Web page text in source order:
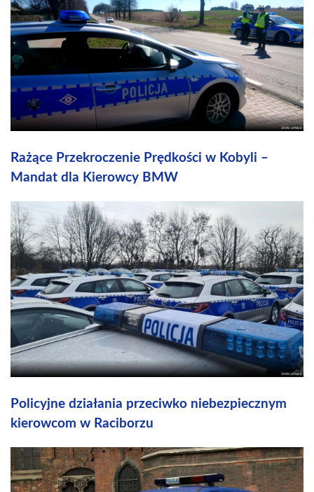
Rażące Przekroczenie Prędkości w Kobyli –
Mandat dla Kierowcy BMW
Policyjne działania przeciwko niebezpiecznym
kierowcom w Raciborzu